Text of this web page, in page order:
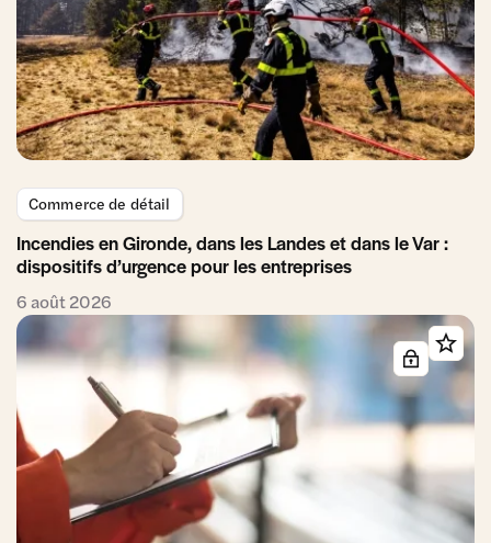
Commerce de détail
Incendies en Gironde, dans les Landes et dans le Var :
dispositifs d’urgence pour les entreprises
6 août 2026